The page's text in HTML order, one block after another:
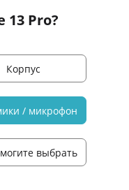
Pro?
Корпус
/ микрофон
выбрать